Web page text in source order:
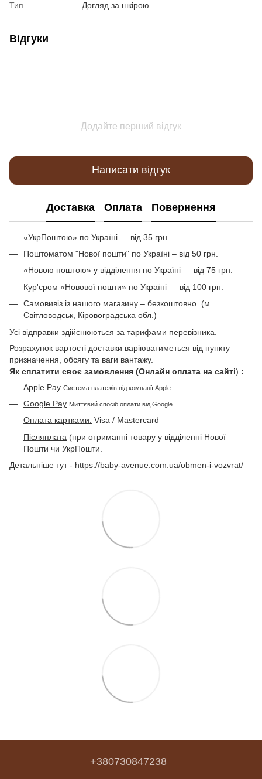
Тип Догляд за шкірою
Відгуки
Додайте перший відгук
Написати відгук
Доставка Оплата Повернення
«УкрПоштою» по Україні — від 35 грн.
Поштоматом "Нової пошти" по Україні – від 50 грн.
«Новою поштою» у відділення по Україні — від 75 грн.
Кур'єром «Новової пошти» по Україні — від 100 грн.
Самовивіз із нашого магазину – безкоштовно. (м.
Світловодськ, Кіровоградська обл.)
Усі відправки здійснюються за тарифами перевізника.
Розрахунок вартості доставки варіюватиметься від пункту
призначення, обсягу та ваги вантажу.
Як сплатити своє замовлення (Онлайн оплата на сайті) :
Apple Pay Система платежів від компанії Apple
Google Pay Миттєвий спосіб оплати від Google
Оплата картками: Visa / Mastercard
Післяплата (при отриманні товару у відділенні Нової
Пошти чи УкрПошти.
Детальніше тут - https://baby-avenue.com.ua/obmen-i-vozvrat/
+380730847238